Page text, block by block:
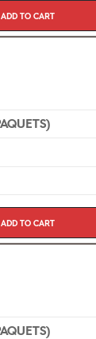
Add to cart
Add to cart